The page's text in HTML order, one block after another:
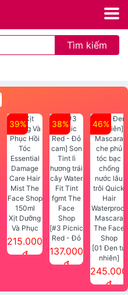
Tìm kiếm
39%
Xịt Dưỡng
Và Phục
Hồi Tóc
Essential
215.000
đ
38%
[#3 Picnic
Red - Đỏ
cam] Son
137.000
đ
46%
[01 Đen tự
nhiên]
Mascara
che phủ
245.000
đ